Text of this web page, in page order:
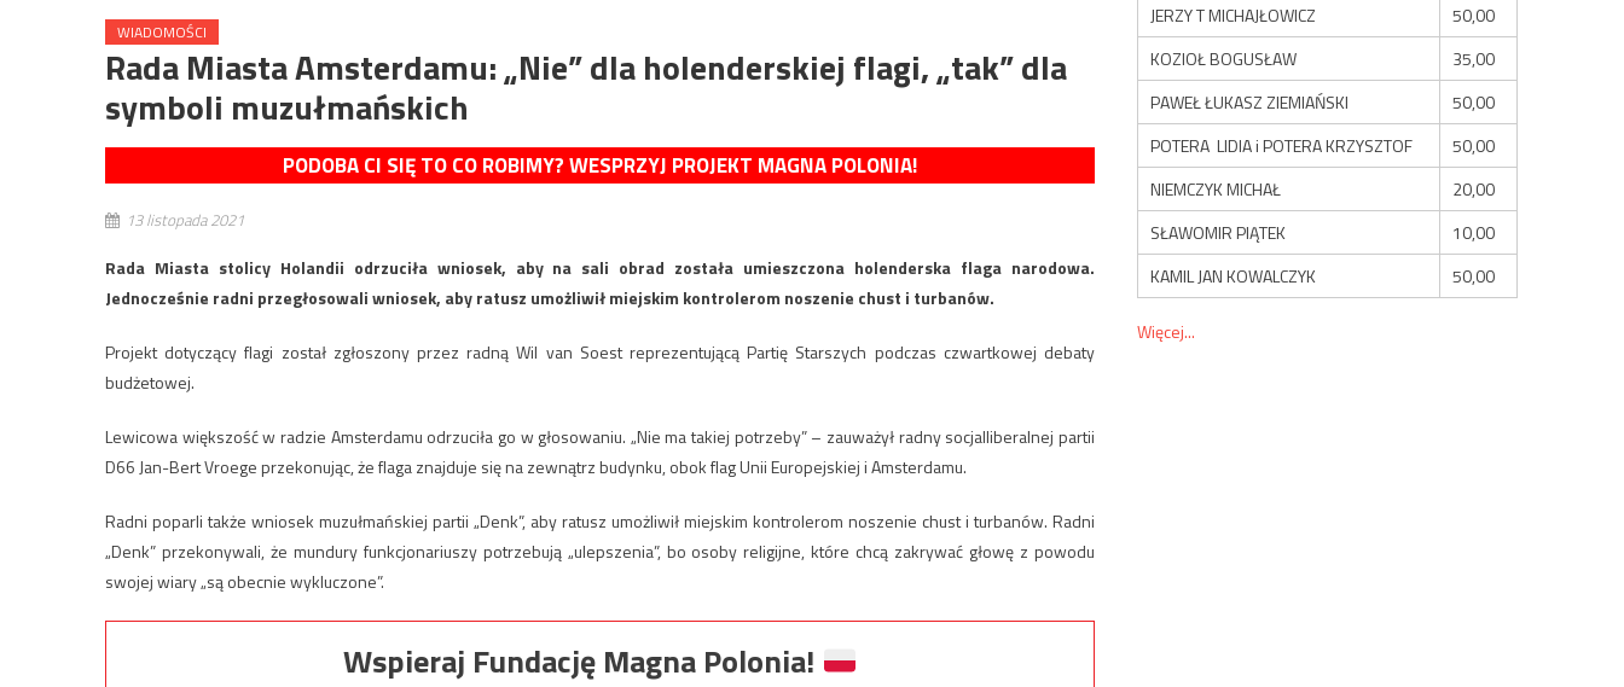
WIADOMOŚCI
Rada Miasta Amsterdamu: „Nie” dla holenderskiej flagi, „tak” dla
symboli muzułmańskich
PODOBA CI SIĘ TO CO ROBIMY? WESPRZYJ PROJEKT MAGNA POLONIA!
13 listopada 2021
Rada Miasta stolicy Holandii odrzuciła wniosek, aby na sali obrad została umieszczona holenderska flaga narodowa.
Jednocześnie radni przegłosowali wniosek, aby ratusz umożliwił miejskim kontrolerom noszenie chust i turbanów.
Projekt dotyczący flagi został zgłoszony przez radną Wil van Soest reprezentującą Partię Starszych podczas czwartkowej debaty
budżetowej.
Lewicowa większość w radzie Amsterdamu odrzuciła go w głosowaniu. „Nie ma takiej potrzeby” – zauważył radny socjalliberalnej partii
D66 Jan-Bert Vroege przekonując, że flaga znajduje się na zewnątrz budynku, obok flag Unii Europejskiej i Amsterdamu.
Radni poparli także wniosek muzułmańskiej partii „Denk”, aby ratusz umożliwił miejskim kontrolerom noszenie chust i turbanów. Radni
„Denk” przekonywali, że mundury funkcjonariuszy potrzebują „ulepszenia”, bo osoby religijne, które chcą zakrywać głowę z powodu
swojej wiary „są obecnie wykluczone”.
Wspieraj Fundację Magna Polonia!
JERZY T MICHAJŁOWICZ
50,00
KOZIOŁ BOGUSŁAW
35,00
PAWEŁ ŁUKASZ ZIEMIAŃSKI
50,00
POTERA LIDIA i POTERA KRZYSZTOF
50,00
NIEMCZYK MICHAŁ
20,00
SŁAWOMIR PIĄTEK
10,00
KAMIL JAN KOWALCZYK
50,00
Więcej...